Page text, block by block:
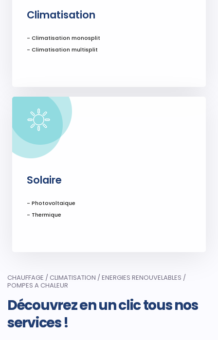
Climatisation
- Climatisation monosplit
- Climatisation multisplit
Solaire
- Photovoltaique
- Thermique
CHAUFFAGE / CLIMATISATION / ENERGIES RENOUVELABLES /
POMPES A CHALEUR​
Découvrez en un clic tous nos
services !